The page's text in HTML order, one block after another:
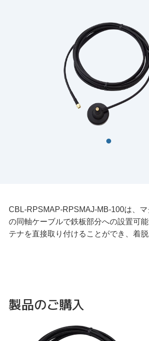
CBL-RPSMAP-RPSMAJ-MB-100は、
の同軸ケーブルで鉄板部分への設置可
テナを直接取り付けることができ、着脱
製品のご購入